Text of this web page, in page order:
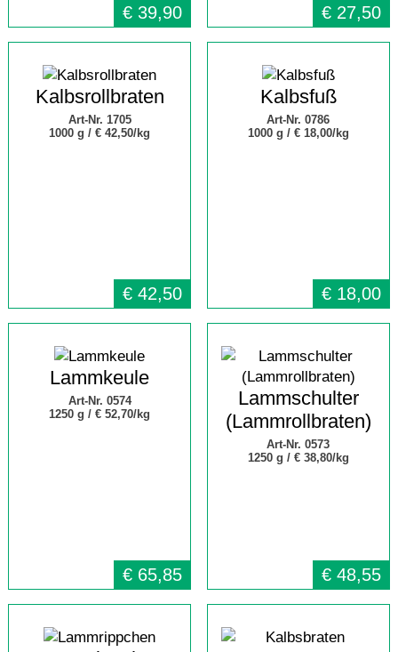
€ 39,90 € 27,50
Kalbsrollbraten
Art-Nr. 1705
1000 g / € 42,50/kg
€ 42,50
Kalbsfuß
Art-Nr. 0786
1000 g / € 18,00/kg
€ 18,00
Lammkeule
Art-Nr. 0574
1250 g / € 52,70/kg
€ 65,85
Lammschulter
(Lammrollbraten)
Art-Nr. 0573
1250 g / € 38,80/kg
€ 48,55